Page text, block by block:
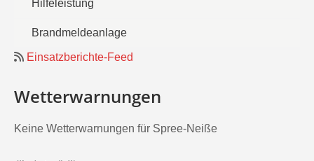
Hilfeleistung
Brandmeldeanlage
Einsatzberichte-Feed
Wetterwarnungen
Keine Wetterwarnungen für Spree-Neiße